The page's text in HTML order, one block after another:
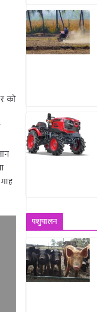
को
पशुपालन